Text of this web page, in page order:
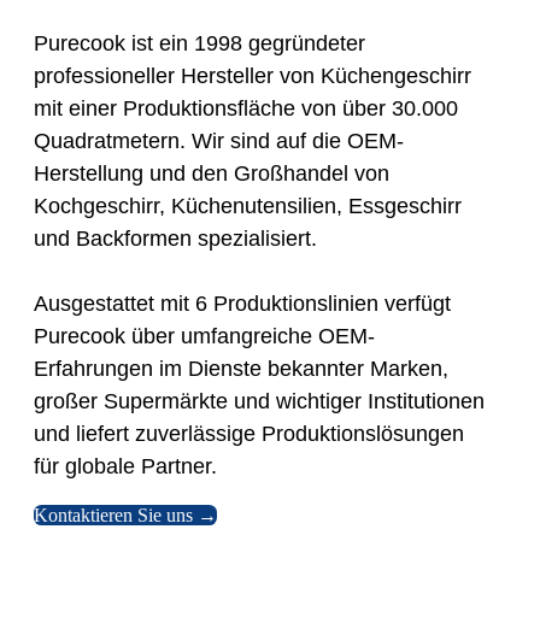
Purecook ist ein 1998 gegründeter
professioneller Hersteller von Küchengeschirr
mit einer Produktionsfläche von über 30.000
Quadratmetern. Wir sind auf die OEM-
Herstellung und den Großhandel von
Kochgeschirr, Küchenutensilien, Essgeschirr
und Backformen spezialisiert.
Ausgestattet mit 6 Produktionslinien verfügt
Purecook über umfangreiche OEM-
Erfahrungen im Dienste bekannter Marken,
großer Supermärkte und wichtiger Institutionen
und liefert zuverlässige Produktionslösungen
für globale Partner.
Kontaktieren Sie uns →